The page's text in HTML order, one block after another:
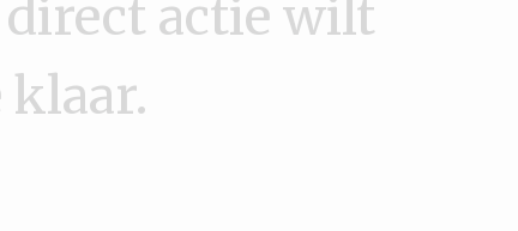
actie wilt